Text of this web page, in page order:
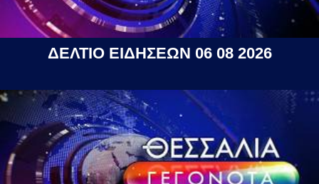
ΔΕΛΤΙΟ ΕΙΔΗΣΕΩΝ 06 08 2026